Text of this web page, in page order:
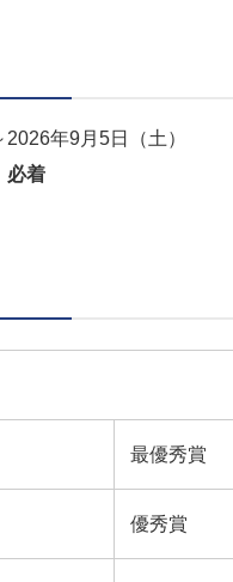
年9月5日（土）
必着
最優秀賞
優秀賞